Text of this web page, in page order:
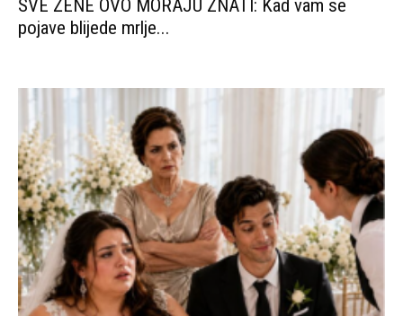
SVE ŽENE OVO MORAJU ZNATI: Kad vam se
pojave blijede mrlje...